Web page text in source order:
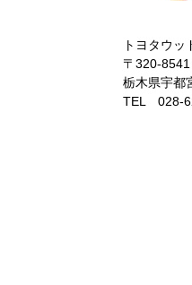
トヨタウッ
〒320-8541
栃木県宇都
TEL 028-